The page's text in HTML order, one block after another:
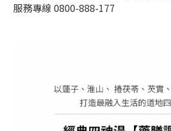
服務專線 0800-888-177